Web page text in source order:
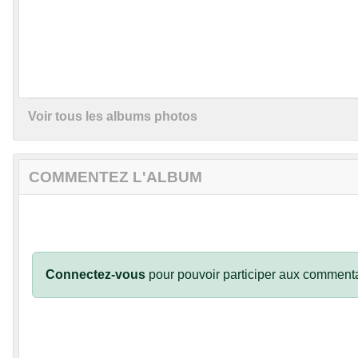
Voir tous les albums photos
COMMENTEZ L'ALBUM
Connectez-vous pour pouvoir participer aux